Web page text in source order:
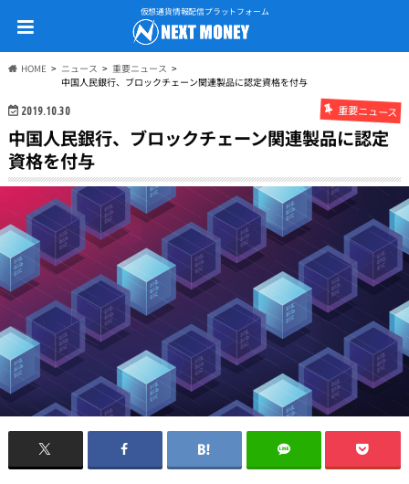
仮想通貨情報配信プラットフォーム
HOME ニュース
重要ニュース
中国人民銀行、ブロックチェーン関連製品に認定資格を付与
2019.10.30 重要ニュース
中国人民銀行、ブロックチェーン関連製品に認定
資格を付与